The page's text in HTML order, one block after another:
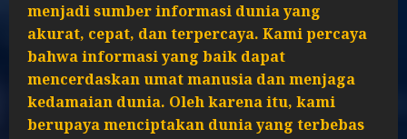
menjadi sumber informasi dunia yang
akurat, cepat, dan terpercaya. Kami percaya
bahwa informasi yang baik dapat
mencerdaskan umat manusia dan menjaga
kedamaian dunia. Oleh karena itu, kami
berupaya menciptakan dunia yang terbebas